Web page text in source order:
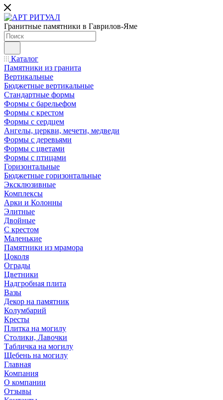
Гранитные памятники в Гаврилов-Яме
Каталог
Памятники из гранита
Вертикальные
Бюджетные вертикальные
Стандартные формы
Формы с барельефом
Формы с крестом
Формы с сердцем
Ангелы, церкви, мечети, медведи
Формы с деревьями
Формы с цветами
Формы с птицами
Горизонтальные
Бюджетные горизонтальные
Эксклюзивные
Комплексы
Арки и Колонны
Элитные
Двойные
С крестом
Маленькие
Памятники из мрамора
Цоколя
Ограды
Цветники
Надгробная плита
Вазы
Декор на памятник
Колумбарий
Кресты
Плитка на могилу
Столики, Лавочки
Табличка на могилу
Щебень на могилу
Главная
Компания
О компании
Отзывы